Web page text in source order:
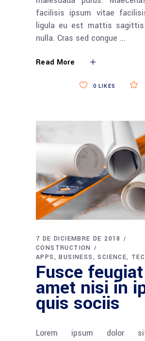
facilisis ipsum vitae
ligula eu est mattis
nulla. Cras sed congue
Read More
0 LIKES
7 DE DICIEMBRE DE 2018
CONSTRUCTION
APPS
BUSINESS SCIENCE
Fusce
amet nisi in
quis sociis
Lorem ipsum dolor